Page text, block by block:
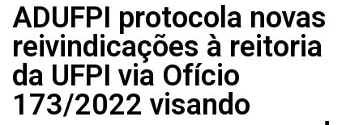
ADUFPI protocola novas
reivindicações à reitoria
da UFPI via Ofício
173/2022 visando